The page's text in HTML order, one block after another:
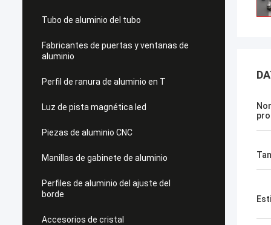
Tubo de aluminio del tubo
Fabricantes de puertas y ventanas de
aluminio
Perfil de ranura de aluminio en T
Luz de pista magnética led
Piezas de aluminio CNC
Manillas de gabinete de aluminio
Perfiles de aluminio del ajuste del
borde
Accesorios de cristal